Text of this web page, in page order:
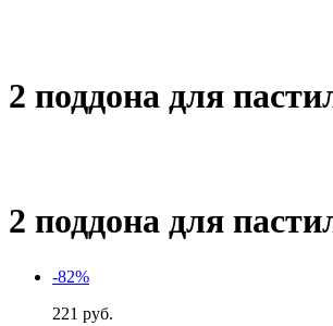
2 поддона для
2 поддона для
-82%
221 руб.